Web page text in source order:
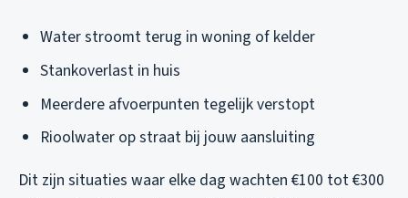
Water stroomt terug in woning of kelder
Stankoverlast in huis
Meerdere afvoerpunten tegelijk verstopt
Rioolwater op straat bij jouw aansluiting
Dit zijn situaties waar elke dag wachten €100 tot €300